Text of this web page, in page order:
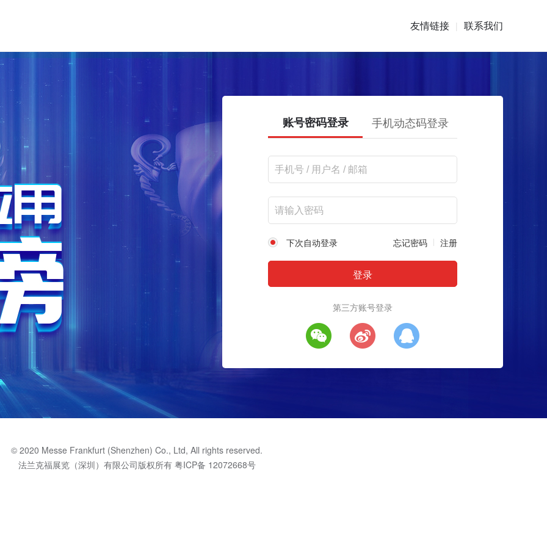
友情链接 | 联系我们
账号密码登录 手机动态码登录
下次自动登录 忘记密码 注册
第三方账号登录
© 2020 Messe Frankfurt (Shenzhen) Co., Ltd, All rights reserved.
法兰克福展览（深圳）有限公司版权所有 粤ICP备 12072668号